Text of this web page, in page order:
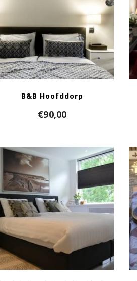
B&B Hoofddorp
€90,00